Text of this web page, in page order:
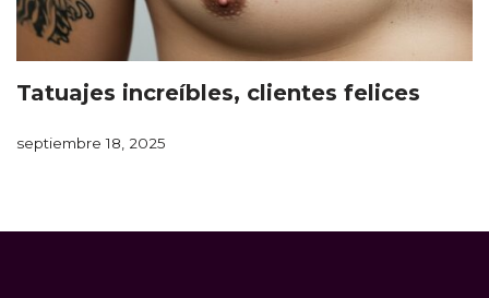
Tatuajes increíbles, clientes felices
septiembre 18, 2025